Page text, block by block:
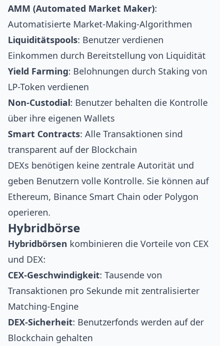
AMM (Automated Market Maker):
Automatisierte Market-Making-Algorithmen
Liquiditätspools: Benutzer verdienen
Einkommen durch Bereitstellung von Liquidität
Yield Farming: Belohnungen durch Staking von
LP-Token verdienen
Non-Custodial: Benutzer behalten die Kontrolle
über ihre eigenen Wallets
Smart Contracts: Alle Transaktionen sind
transparent auf der Blockchain
DEXs benötigen keine zentrale Autorität und
geben Benutzern volle Kontrolle. Sie können auf
Ethereum, Binance Smart Chain oder Polygon
operieren.
Hybridbörse
Hybridbörsen kombinieren die Vorteile von CEX
und DEX:
CEX-Geschwindigkeit: Tausende von
Transaktionen pro Sekunde mit zentralisierter
Matching-Engine
DEX-Sicherheit: Benutzerfonds werden auf der
Blockchain gehalten